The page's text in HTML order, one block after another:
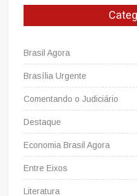
Penha
Brasil Agora
Brasília Urgente
Comentando o Judiciário
Destaque
Economia Brasil Agora
Entre Eixos
Literatura